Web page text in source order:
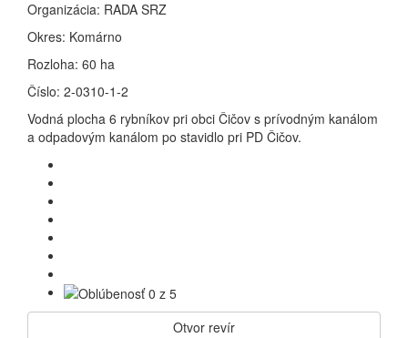
Organizácia: RADA SRZ
Okres: Komárno
Rozloha: 60 ha
Číslo: 2-0310-1-2
Vodná plocha 6 rybníkov pri obci Čičov s prívodným kanálom
a odpadovým kanálom po stavidlo pri PD Čičov.
Otvor revír